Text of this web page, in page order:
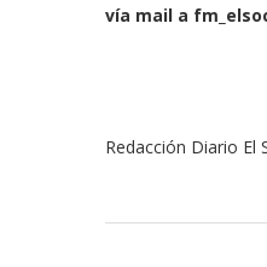
vía mail a
Redacción Diario El